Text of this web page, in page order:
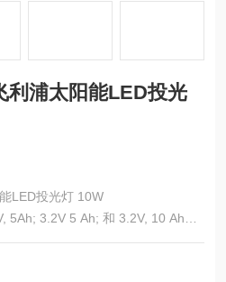
利浦太阳能LED投光
LED投光灯 10W
5Ah; 3.2V 5 Ah; 和 3.2V, 10 Ah